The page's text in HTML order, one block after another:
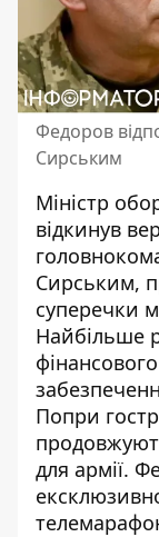
Федоров
Сирським
Міністр
відкинув
Сирським,
суперечки
Найбільше
Попри
для армії.